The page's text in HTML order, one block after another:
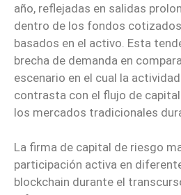
año, reflejadas en salidas
dentro de los fondos cotizados
basados en el activo. Esta
brecha de demanda en
escenario en el cual la
contrasta con el flujo de
los mercados tradicionales
La firma de capital de riesgo
participación activa en
blockchain durante el